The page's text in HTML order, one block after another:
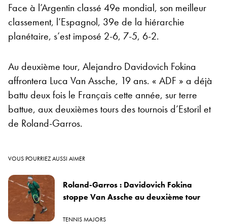
Face à l’Argentin classé 49e mondial, son meilleur
classement, l’Espagnol, 39e de la hiérarchie
planétaire, s’est imposé 2-6, 7-5, 6-2.
Au deuxième tour, Alejandro Davidovich Fokina
affrontera Luca Van Assche, 19 ans. « ADF » a déjà
battu deux fois le Français cette année, sur terre
battue, aux deuxièmes tours des tournois d’Estoril et
de Roland-Garros.
VOUS POURRIEZ AUSSI AIMER
Roland-Garros : Davidovich Fokina
stoppe Van Assche au deuxième tour
TENNIS MAJORS